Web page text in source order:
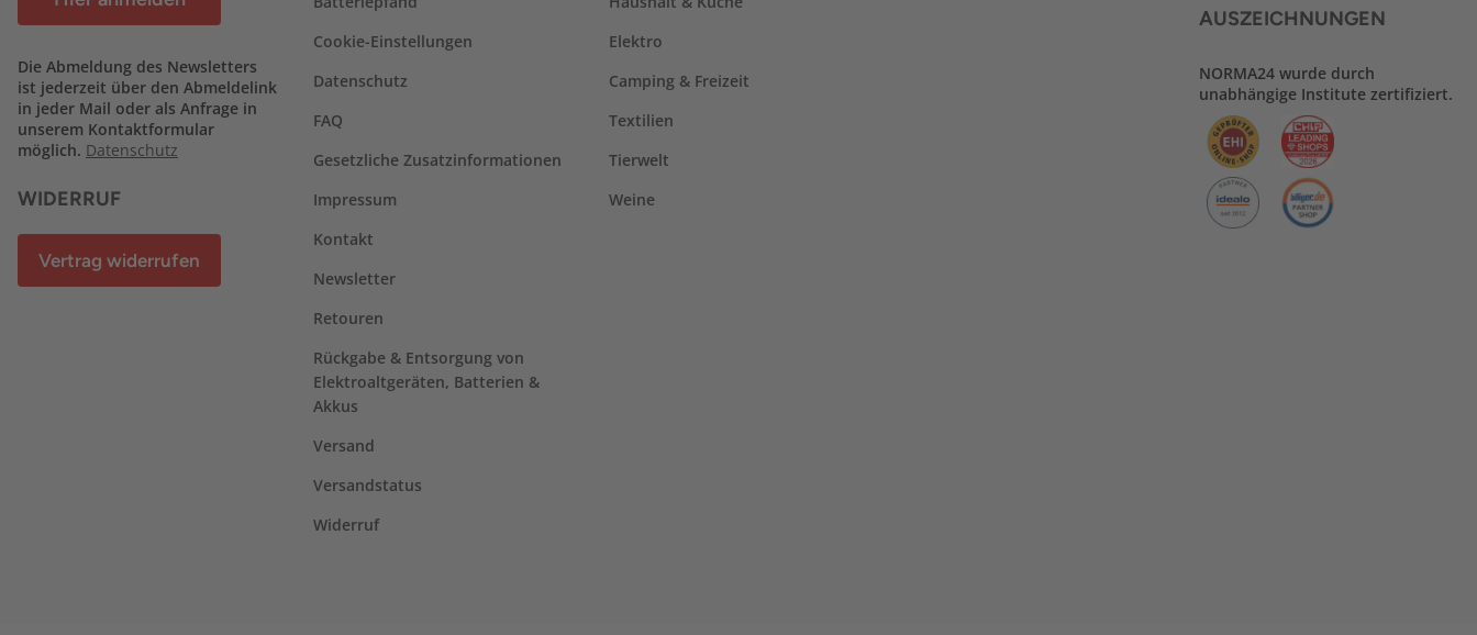
Die Abmeldung des Newsletters
ist jederzeit über den Abmeldelink
in jeder Mail oder als Anfrage in
unserem Kontaktformular
möglich. Datenschutz
WIDERRUF
Vertrag widerrufen
Cookie-Einstellungen
Datenschutz
FAQ
Gesetzliche Zusatzinformationen
Impressum
Kontakt
Newsletter
Retouren
Rückgabe & Entsorgung von
Elektroaltgeräten, Batterien &
Akkus
Versand
Versandstatus
Widerruf
Elektro
Camping & Freizeit
Textilien
Tierwelt
Weine
AUSZEICHNUNGEN
NORMA24 wurde durch
unabhängige Institute zertifiziert.